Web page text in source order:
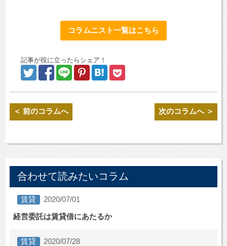
コラムニスト一覧はこちら
記事が役に立ったらシェア！
＜ 前のコラムへ 次のコラムへ ＞
合わせて読みたいコラム
賃貸
2020/07/01
経営委託は賃貸借にあたるか
賃貸
2020/07/28